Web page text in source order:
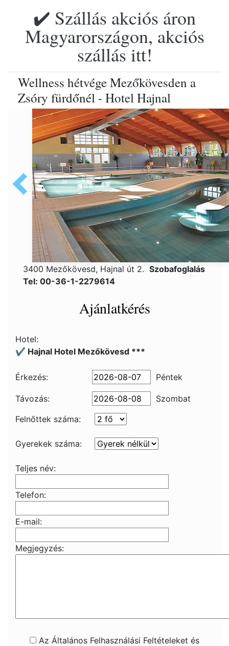
✔️ Szállás akciós áron
Magyarországon, akciós
szállás itt!
Wellness hétvége Mezőkövesden a
Zsóry fürdőnél - Hotel Hajnal
3400 Mezőkövesd, Hajnal út 2. Szobafoglalás
Tel: 00-36-1-2279614
Ajánlatkérés
Hotel:
✔️ Hajnal Hotel Mezőkövesd ***
Érkezés: Péntek
Távozás:
Szombat
Felnőttek száma:
Gyerekek száma:
Teljes név:
Telefon:
E-mail:
Megjegyzés:
Az Általános Felhasználási Feltételeket és